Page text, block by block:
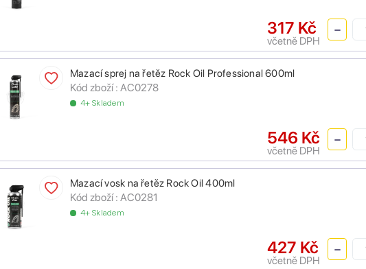
317 Kč
včetně DPH
Mazací sprej na řetěz Rock Oil Professional 600ml
Kód zboží : AC0278
4+ Skladem
546 Kč
včetně DPH
Mazací vosk na řetěz Rock Oil 400ml
Kód zboží : AC0281
4+ Skladem
427 Kč
včetně DPH